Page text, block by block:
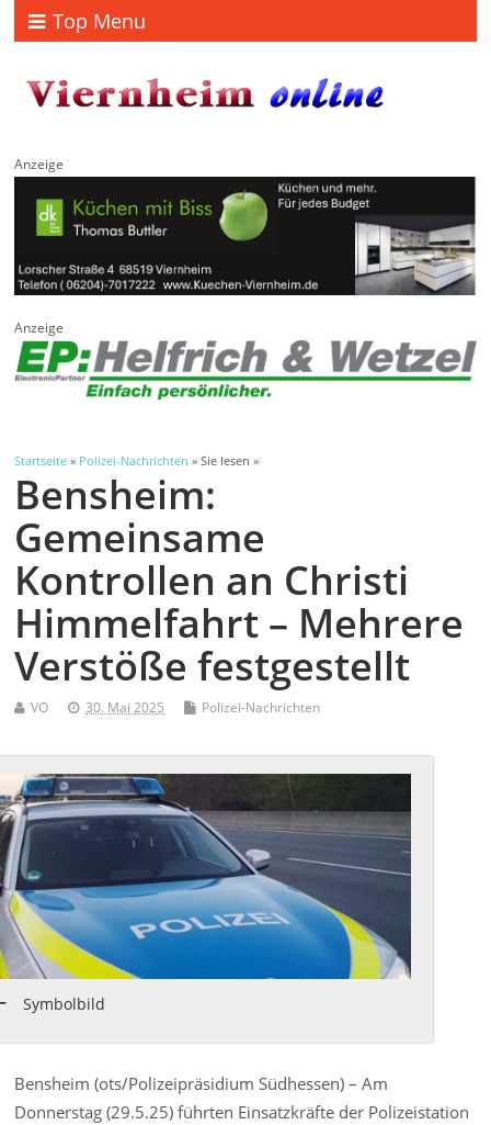
Top Menu
Anzeige
Anzeige
Startseite » Polizei-Nachrichten » Sie lesen »
Bensheim:
Gemeinsame
Kontrollen an Christi
Himmelfahrt – Mehrere
Verstöße festgestellt
VO 30. Mai 2025 Polizei-Nachrichten
Symbolbild
Bensheim (ots/Polizeipräsidium Südhessen) – Am
Donnerstag (29.5.25) führten Einsatzkräfte der Polizeistation